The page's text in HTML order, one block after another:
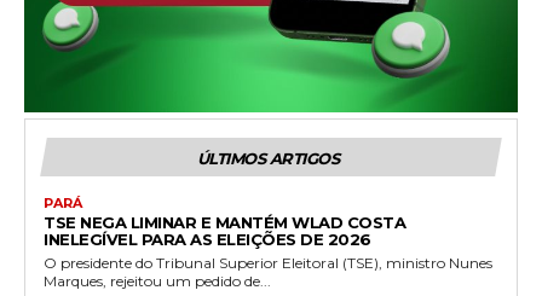
ÚLTIMOS ARTIGOS
PARÁ
TSE NEGA LIMINAR E MANTÉM WLAD COSTA
INELEGÍVEL PARA AS ELEIÇÕES DE 2026
O presidente do Tribunal Superior Eleitoral (TSE), ministro Nunes
Marques, rejeitou um pedido de...